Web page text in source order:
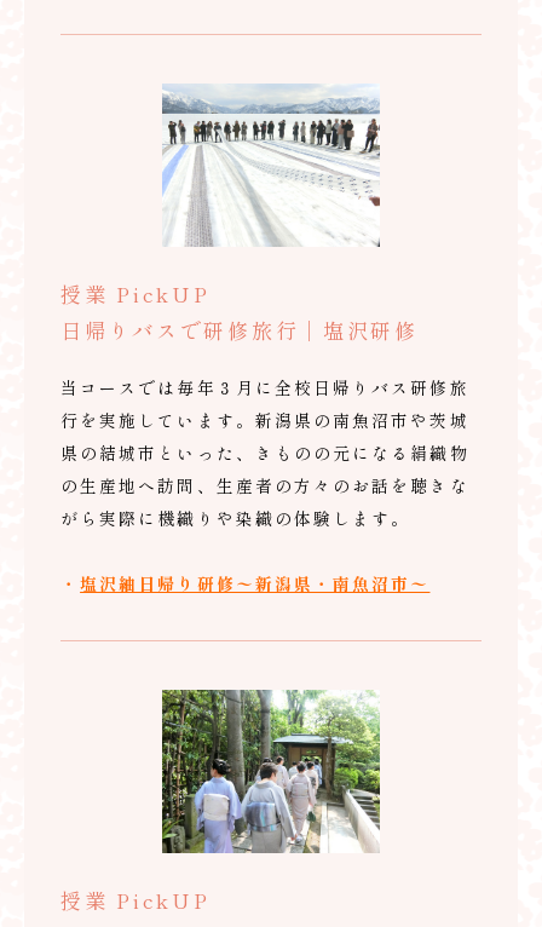
授業 PickUP
日帰りバスで研修旅行｜塩沢研修
当コースでは毎年３月に全校日帰りバス研修旅
行を実施しています。新潟県の南魚沼市や茨城
県の結城市といった、きものの元になる絹織物
の生産地へ訪問、生産者の方々のお話を聴きな
がら実際に機織りや染織の体験します。
・塩沢紬日帰り研修〜新潟県・南魚沼市〜
授業 PickUP